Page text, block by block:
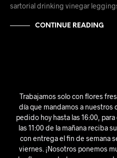
Trabajamos solo con flores
día que mandamos a nuestros
pedido hoy hasta las 16:00,
las 11:00 de la mañana reciba
con entrega el fin de semana
viernes. ¡Nosotros ponemos
sartorial drinking vinegar
CONTINUE READING